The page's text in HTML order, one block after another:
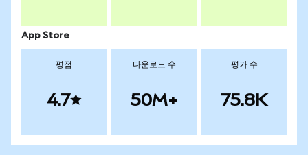
App Store
평점
4.7
다운로드 수
50M+
평가 수
75.8K